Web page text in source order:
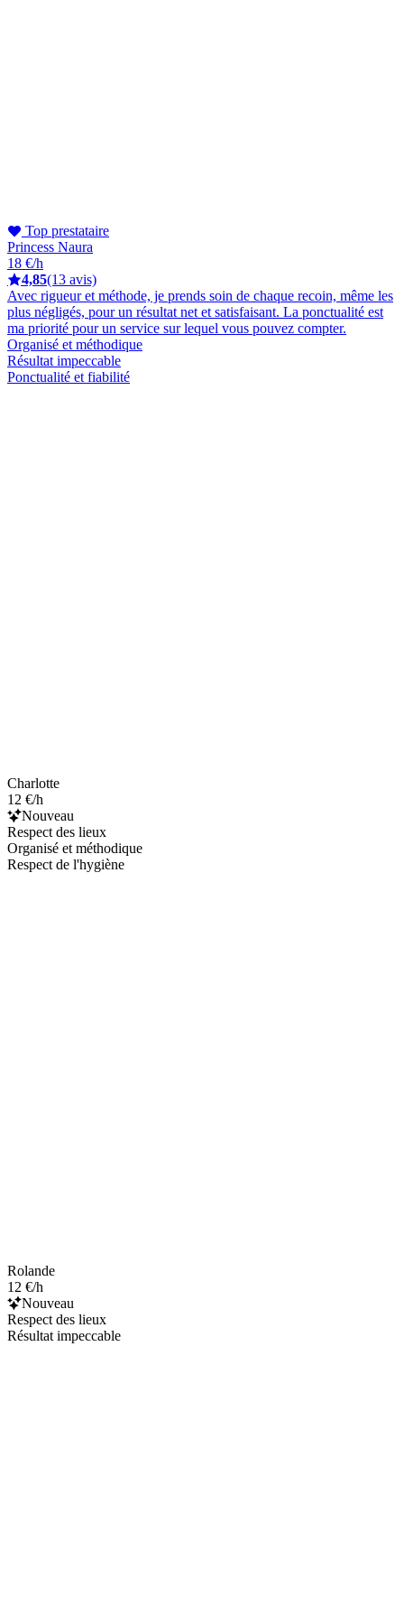
Top prestataire
Princess Naura
18 €/h
4,85(13 avis)
Avec rigueur et méthode, je prends soin de chaque recoin, même les
plus négligés, pour un résultat net et satisfaisant. La ponctualité est
ma priorité pour un service sur lequel vous pouvez compter.
Organisé et méthodique
Résultat impeccable
Ponctualité et fiabilité
Charlotte
12 €/h
Nouveau
Respect des lieux
Organisé et méthodique
Respect de l'hygiène
Rolande
12 €/h
Nouveau
Respect des lieux
Résultat impeccable